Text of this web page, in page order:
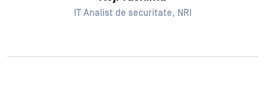
IT Analist de securitate, NRI